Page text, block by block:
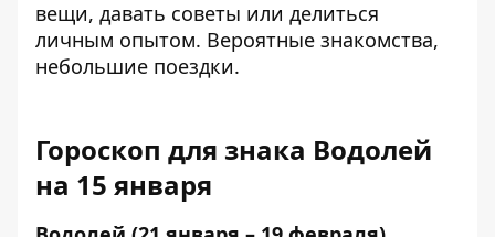
вещи, давать советы или делиться
личным опытом. Вероятные знакомства,
небольшие поездки.
Гороскоп для знака Водолей
на 15 января